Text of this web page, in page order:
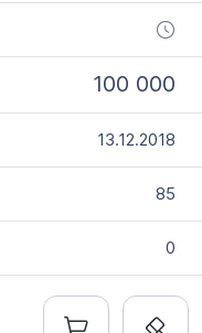
100 000
13.12.2018
85
0